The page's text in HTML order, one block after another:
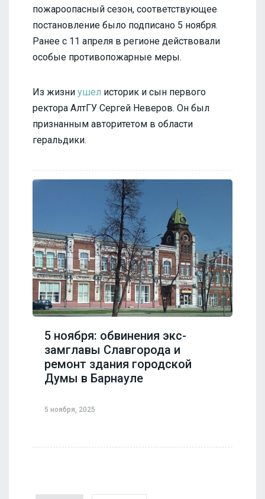
пожароопасный сезон, соответствующее
постановление было подписано 5 ноября.
Ранее с 11 апреля в регионе действовали
особые противопожарные меры.
Из жизни ушел историк и сын первого
ректора АлтГУ Сергей Неверов. Он был
признанным авторитетом в области
геральдики.
5 ноября: обвинения экс-
замглавы Славгорода и
ремонт здания городской
Думы в Барнауле
5 ноября, 2025